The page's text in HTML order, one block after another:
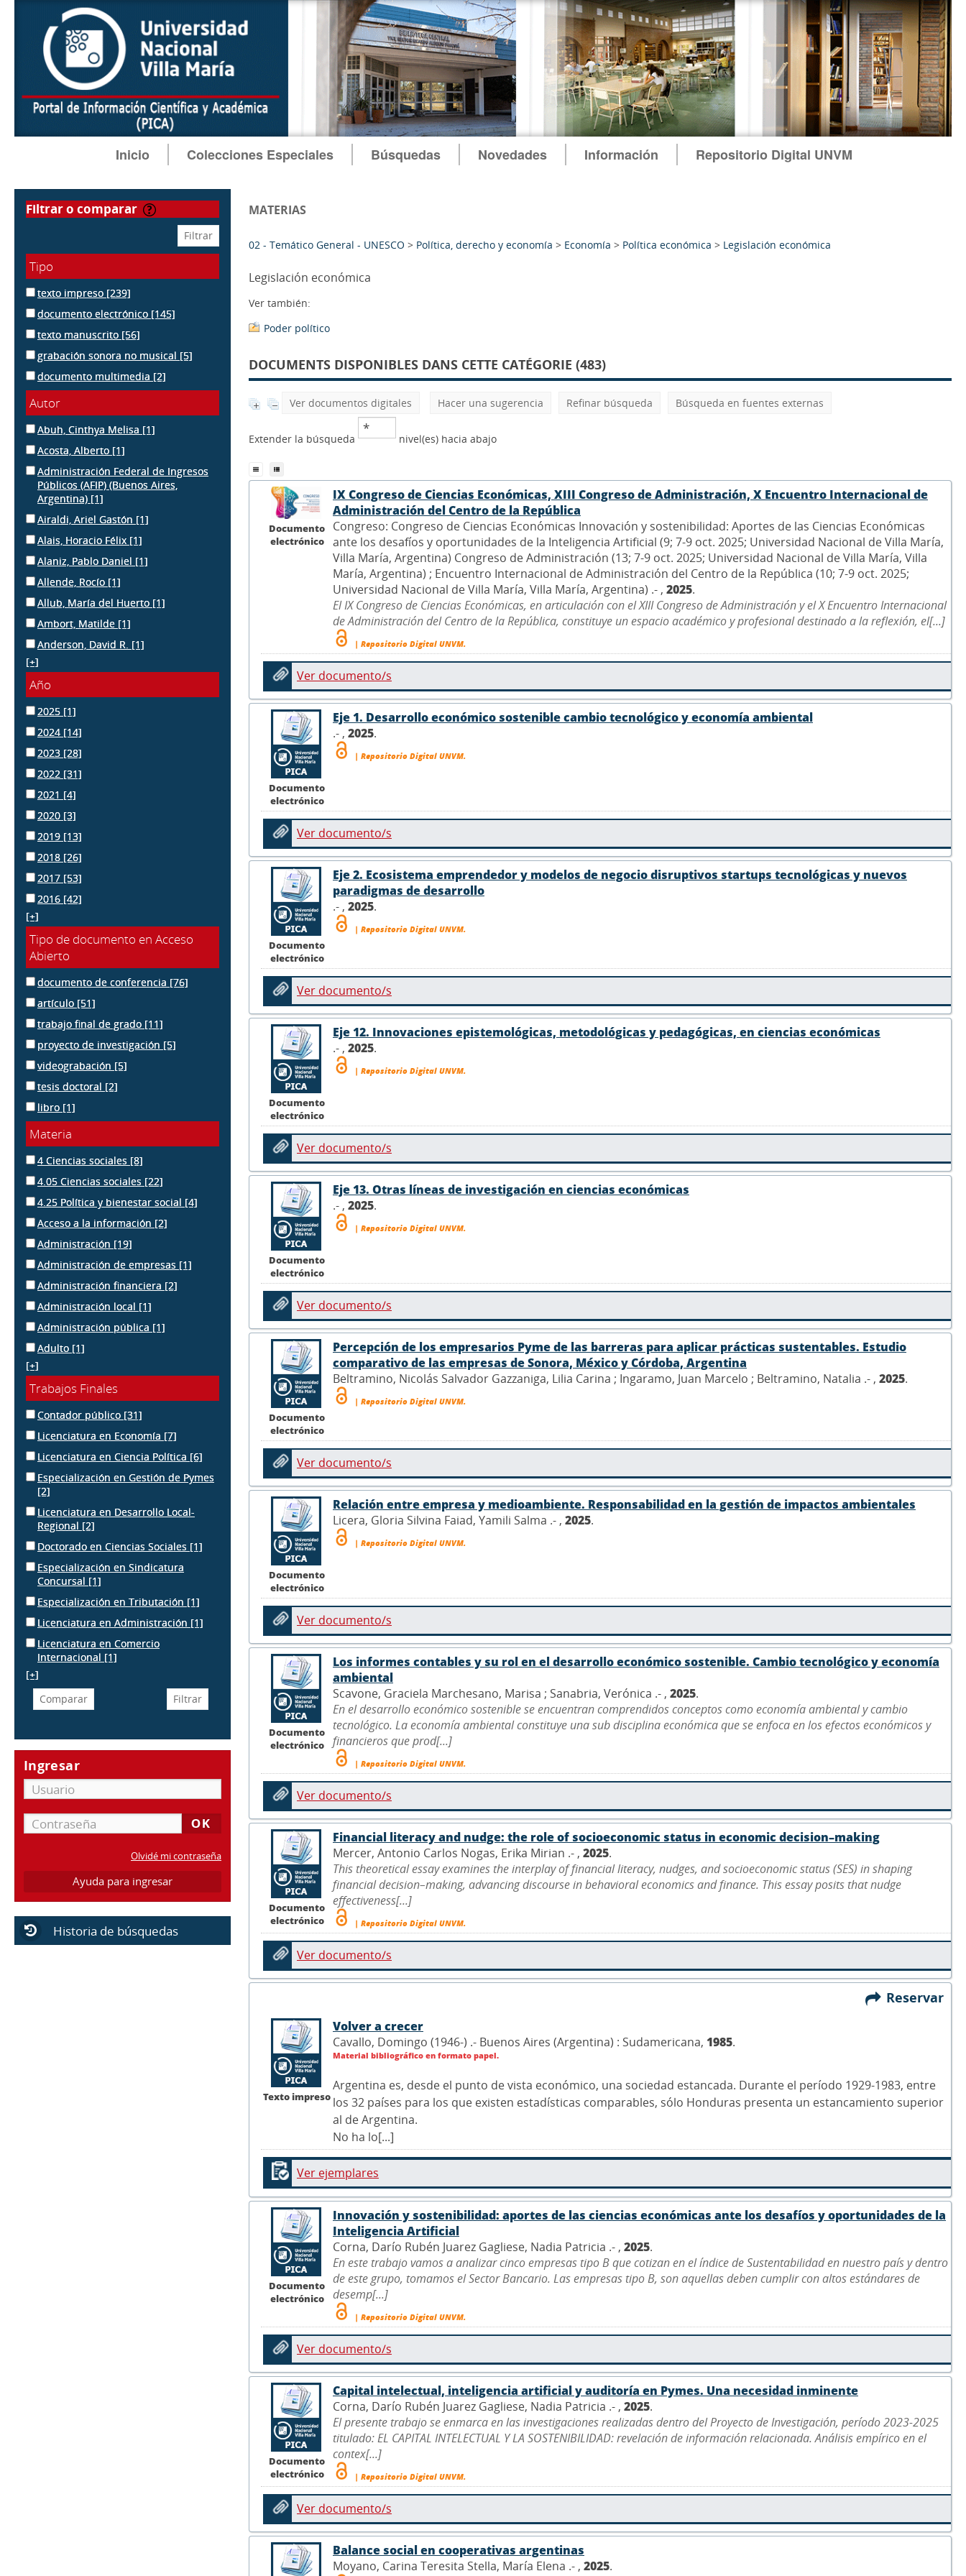
Inicio Colecciones Especiales Búsquedas Novedades Información Repositorio Digital UNVM
filtrar o comparar
Tipo
texto impreso [239]
documento electrónico [145]
texto manuscrito [56]
grabación sonora no musical [5]
documento multimedia [2]
Autor
Abuh, Cinthya Melisa [1]
Acosta, Alberto [1]
Administración Federal de Ingresos
Públicos (AFIP) (Buenos Aires,
Argentina) [1]
Airaldi, Ariel Gastón [1]
Alais, Horacio Félix [1]
Alaniz, Pablo Daniel [1]
Allende, Rocío [1]
Allub, María del Huerto [1]
Ambort, Matilde [1]
Anderson, David R. [1]
[+]
Año
2025 [1]
2024 [14]
2023 [28]
2022 [31]
2021 [4]
2020 [3]
2019 [13]
2018 [26]
2017 [53]
2016 [42]
[+]
Tipo de documento en Acceso
Abierto
documento de conferencia [76]
artículo [51]
trabajo final de grado [11]
proyecto de investigación [5]
videograbación [5]
tesis doctoral [2]
libro [1]
Materia
4 Ciencias sociales [8]
4.05 Ciencias sociales [22]
4.25 Política y bienestar social [4]
Acceso a la información [2]
Administración [19]
Administración de empresas [1]
Administración financiera [2]
Administración local [1]
Administración pública [1]
Adulto [1]
[+]
Trabajos Finales
Contador público [31]
Licenciatura en Economía [7]
Licenciatura en Ciencia Política [6]
Especialización en Gestión de Pymes
[2]
Licenciatura en Desarrollo Local-
Regional [2]
Doctorado en Ciencias Sociales [1]
Especialización en Sindicatura
Concursal [1]
Especialización en Tributación [1]
Licenciatura en Administración [1]
Licenciatura en Comercio
Internacional [1]
[+]
Ingresar
Olvidé mi contraseña
Ayuda para ingresar
Historia de búsquedas
MATERIAS
02 - Temático General - UNESCO > Política, derecho y economía > Economía > Política económica > Legislación económica
Legislación económica
Ver también:
Poder político
DOCUMENTS DISPONIBLES DANS CETTE CATÉGORIE (483)
Ver documentos digitales Hacer una sugerencia Refinar búsqueda Búsqueda en fuentes externas
Extender la búsqueda nivel(es) hacia abajo
Documento
electrónico
IX Congreso de Ciencias Económicas, XIII Congreso de Administración, X Encuentro Internacional de
Administración del Centro de la República
Congreso: Congreso de Ciencias Económicas Innovación y sostenibilidad: Aportes de las Ciencias Económicas
ante los desafíos y oportunidades de la Inteligencia Artificial (9; 7-9 oct. 2025; Universidad Nacional de Villa María,
Villa María, Argentina) Congreso de Administración (13; 7-9 oct. 2025; Universidad Nacional de Villa María, Villa
María, Argentina) ; Encuentro Internacional de Administración del Centro de la República (10; 7-9 oct. 2025;
Universidad Nacional de Villa María, Villa María, Argentina) .- , 2025.
El IX Congreso de Ciencias Económicas, en articulación con el XIII Congreso de Administración y el X Encuentro Internacional
de Administración del Centro de la República, constituye un espacio académico y profesional destinado a la reflexión, el[...]
| Repositorio Digital UNVM.
Ver documento/s
Documento
electrónico
Eje 1. Desarrollo económico sostenible cambio tecnológico y economía ambiental
.- , 2025.
| Repositorio Digital UNVM.
Ver documento/s
Documento
electrónico
Eje 2. Ecosistema emprendedor y modelos de negocio disruptivos startups tecnológicas y nuevos
paradigmas de desarrollo
.- , 2025.
| Repositorio Digital UNVM.
Ver documento/s
Documento
electrónico
Eje 12. Innovaciones epistemológicas, metodológicas y pedagógicas, en ciencias económicas
.- , 2025.
| Repositorio Digital UNVM.
Ver documento/s
Documento
electrónico
Eje 13. Otras líneas de investigación en ciencias económicas
.- , 2025.
| Repositorio Digital UNVM.
Ver documento/s
Documento
electrónico
Percepción de los empresarios Pyme de las barreras para aplicar prácticas sustentables. Estudio
comparativo de las empresas de Sonora, México y Córdoba, Argentina
Beltramino, Nicolás Salvador Gazzaniga, Lilia Carina ; Ingaramo, Juan Marcelo ; Beltramino, Natalia .- , 2025.
| Repositorio Digital UNVM.
Ver documento/s
Documento
electrónico
Relación entre empresa y medioambiente. Responsabilidad en la gestión de impactos ambientales
Licera, Gloria Silvina Faiad, Yamili Salma .- , 2025.
| Repositorio Digital UNVM.
Ver documento/s
Documento
electrónico
Los informes contables y su rol en el desarrollo económico sostenible. Cambio tecnológico y economía
ambiental
Scavone, Graciela Marchesano, Marisa ; Sanabria, Verónica .- , 2025.
En el desarrollo económico sostenible se encuentran comprendidos conceptos como economía ambiental y cambio
tecnológico. La economía ambiental constituye una sub disciplina económica que se enfoca en los efectos económicos y
financieros que prod[...]
| Repositorio Digital UNVM.
Ver documento/s
Documento
electrónico
Financial literacy and nudge: the role of socioeconomic status in economic decision–making
Mercer, Antonio Carlos Nogas, Erika Mirian .- , 2025.
This theoretical essay examines the interplay of financial literacy, nudges, and socioeconomic status (SES) in shaping
financial decision–making, advancing discourse in behavioral economics and finance. This essay posits that nudge
effectiveness[...]
| Repositorio Digital UNVM.
Ver documento/s
Reservar
Texto impreso
Volver a crecer
Cavallo, Domingo (1946-) .- Buenos Aires (Argentina) : Sudamericana, 1985.
Material bibliográfico en formato papel.
Argentina es, desde el punto de vista económico, una sociedad estancada. Durante el período 1929-1983, entre
los 32 países para los que existen estadísticas comparables, sólo Honduras presenta un estancamiento superior
al de Argentina.
No ha lo[...]
Ver ejemplares
Documento
electrónico
Innovación y sostenibilidad: aportes de las ciencias económicas ante los desafíos y oportunidades de la
Inteligencia Artificial
Corna, Darío Rubén Juarez Gagliese, Nadia Patricia .- , 2025.
En este trabajo vamos a analizar cinco empresas tipo B que cotizan en el índice de Sustentabilidad en nuestro país y dentro
de este grupo, tomamos el Sector Bancario. Las empresas tipo B, son aquellas deben cumplir con altos estándares de
desemp[...]
| Repositorio Digital UNVM.
Ver documento/s
Documento
electrónico
Capital intelectual, inteligencia artificial y auditoría en Pymes. Una necesidad inminente
Corna, Darío Rubén Juarez Gagliese, Nadia Patricia .- , 2025.
El presente trabajo se enmarca en las investigaciones realizadas dentro del Proyecto de Investigación, período 2023-2025
titulado: EL CAPITAL INTELECTUAL Y LA SOSTENIBILIDAD: revelación de información relacionada. Análisis empírico en el
contex[...]
| Repositorio Digital UNVM.
Ver documento/s
Balance social en cooperativas argentinas
Moyano, Carina Teresita Stella, María Elena .- , 2025.